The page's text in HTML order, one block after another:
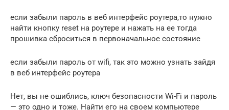
если забыли пароль в веб интерфейс роутера,то нужно
найти кнопку reset на роутере и нажать на ее тогда
прошивка сброситься в первоначальное состояние
если забыли пароль от wifi, так это можно узнать зайдя
в веб интерфейс роутера
Нет, вы не ошиблись, ключ безопасности Wi-Fi и пароль
— это одно и тоже. Найти его на своем компьютере